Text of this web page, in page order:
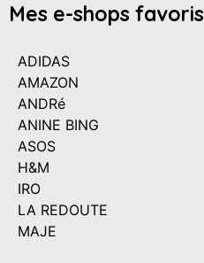
Mes e-shops favoris
ADIDAS
AMAZON
ANDRé
ANINE BING
ASOS
H&M
IRO
LA REDOUTE
MAJE